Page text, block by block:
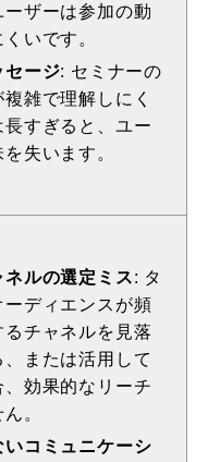
ーザーは参加の動
いです。
セージ: セミナーの
雑で理解しにく
長すぎると、ユー
失います。
ルの選定ミス: タ
ーディエンスが頻
チャネルを見落
、または活用して
、効果的なリーチ
。
いコミュニケーシ